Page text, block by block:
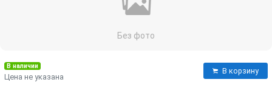
Без фото
В наличии
Цена не указана
В корзину